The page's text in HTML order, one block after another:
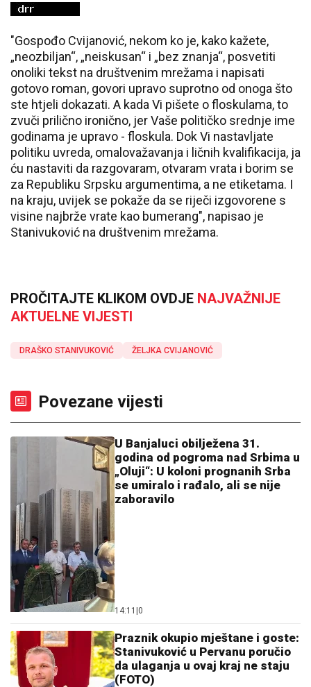
"Gospođo Cvijanović, nekom ko je, kako kažete,
„neozbiljan“, „neiskusan“ i „bez znanja“, posvetiti
onoliki tekst na društvenim mrežama i napisati
gotovo roman, govori upravo suprotno od onoga što
ste htjeli dokazati. A kada Vi pišete o floskulama, to
zvuči prilično ironično, jer Vaše političko srednje ime
godinama je upravo - floskula. Dok Vi nastavljate
politiku uvreda, omalovažavanja i ličnih kvalifikacija, ja
ću nastaviti da razgovaram, otvaram vrata i borim se
za Republiku Srpsku argumentima, a ne etiketama. I
na kraju, uvijek se pokaže da se riječi izgovorene s
visine najbrže vrate kao bumerang", napisao je
Stanivuković na društvenim mrežama.
PROČITAJTE KLIKOM OVDJE NAJVAŽNIJE
AKTUELNE VIJESTI
DRAŠKO STANIVUKOVIĆ ŽELJKA CVIJANOVIĆ
Povezane vijesti
U Banjaluci obilježena 31.
godina od pogroma nad Srbima u
„Oluji“: U koloni prognanih Srba
se umiralo i rađalo, ali se nije
zaboravilo
14:11 |0
Praznik okupio mještane i goste:
Stanivuković u Pervanu poručio
da ulaganja u ovaj kraj ne staju
(FOTO)